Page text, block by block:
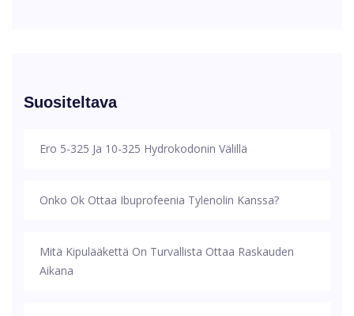
Suositeltava
Ero 5-325 Ja 10-325 Hydrokodonin Välillä
Onko Ok Ottaa Ibuprofeenia Tylenolin Kanssa?
Mitä Kipulääkettä On Turvallista Ottaa Raskauden
Aikana